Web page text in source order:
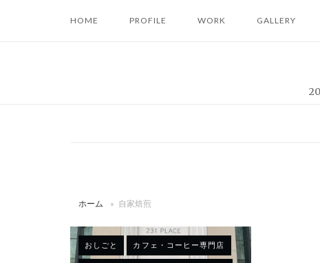
HOME PROFILE WORK GALLERY
ホーム » 自家焙煎
おしごと カフェ・コーヒー専門店